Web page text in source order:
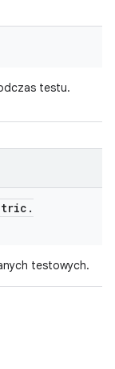
testu.
.
testowych.